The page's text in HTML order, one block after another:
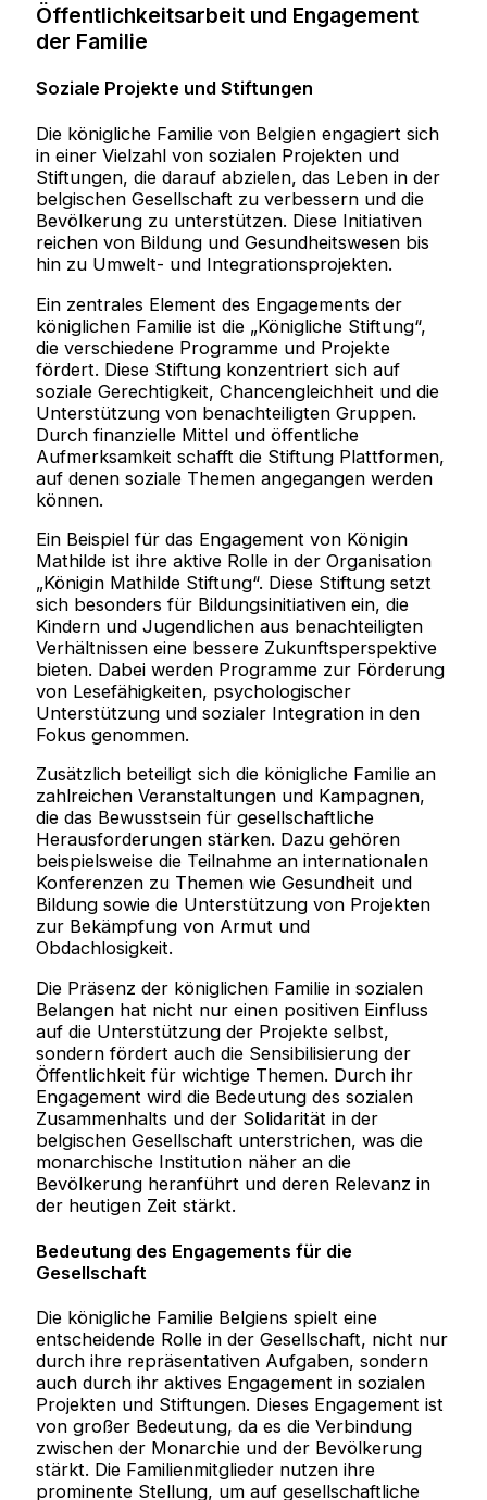
Öffentlichkeitsarbeit und Engagement
der Familie
Soziale Projekte und Stiftungen
Die königliche Familie von Belgien engagiert sich
in einer Vielzahl von sozialen Projekten und
Stiftungen, die darauf abzielen, das Leben in der
belgischen Gesellschaft zu verbessern und die
Bevölkerung zu unterstützen. Diese Initiativen
reichen von Bildung und Gesundheitswesen bis
hin zu Umwelt- und Integrationsprojekten.
Ein zentrales Element des Engagements der
königlichen Familie ist die „Königliche Stiftung“,
die verschiedene Programme und Projekte
fördert. Diese Stiftung konzentriert sich auf
soziale Gerechtigkeit, Chancengleichheit und die
Unterstützung von benachteiligten Gruppen.
Durch finanzielle Mittel und öffentliche
Aufmerksamkeit schafft die Stiftung Plattformen,
auf denen soziale Themen angegangen werden
können.
Ein Beispiel für das Engagement von Königin
Mathilde ist ihre aktive Rolle in der Organisation
„Königin Mathilde Stiftung“. Diese Stiftung setzt
sich besonders für Bildungsinitiativen ein, die
Kindern und Jugendlichen aus benachteiligten
Verhältnissen eine bessere Zukunftsperspektive
bieten. Dabei werden Programme zur Förderung
von Lesefähigkeiten, psychologischer
Unterstützung und sozialer Integration in den
Fokus genommen.
Zusätzlich beteiligt sich die königliche Familie an
zahlreichen Veranstaltungen und Kampagnen,
die das Bewusstsein für gesellschaftliche
Herausforderungen stärken. Dazu gehören
beispielsweise die Teilnahme an internationalen
Konferenzen zu Themen wie Gesundheit und
Bildung sowie die Unterstützung von Projekten
zur Bekämpfung von Armut und
Obdachlosigkeit.
Die Präsenz der königlichen Familie in sozialen
Belangen hat nicht nur einen positiven Einfluss
auf die Unterstützung der Projekte selbst,
sondern fördert auch die Sensibilisierung der
Öffentlichkeit für wichtige Themen. Durch ihr
Engagement wird die Bedeutung des sozialen
Zusammenhalts und der Solidarität in der
belgischen Gesellschaft unterstrichen, was die
monarchische Institution näher an die
Bevölkerung heranführt und deren Relevanz in
der heutigen Zeit stärkt.
Bedeutung des Engagements für die
Gesellschaft
Die königliche Familie Belgiens spielt eine
entscheidende Rolle in der Gesellschaft, nicht nur
durch ihre repräsentativen Aufgaben, sondern
auch durch ihr aktives Engagement in sozialen
Projekten und Stiftungen. Dieses Engagement ist
von großer Bedeutung, da es die Verbindung
zwischen der Monarchie und der Bevölkerung
stärkt. Die Familienmitglieder nutzen ihre
prominente Stellung, um auf gesellschaftliche